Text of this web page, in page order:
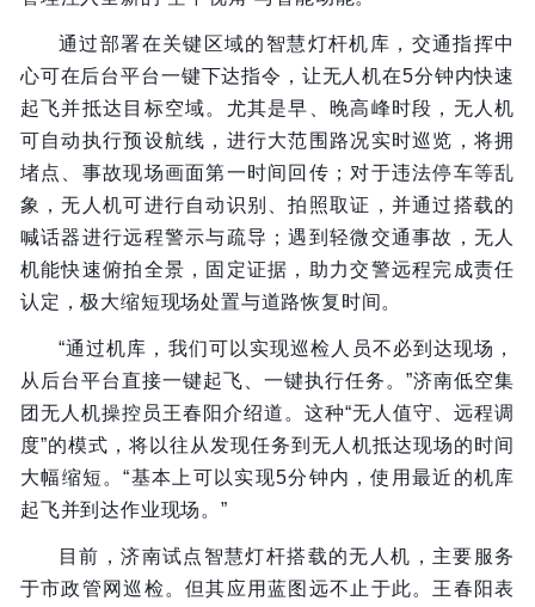
通过部署在关键区域的智慧灯杆机库，交通指挥中
心可在后台平台一键下达指令，让无人机在5分钟内快速
起飞并抵达目标空域。尤其是早、晚高峰时段，无人机
可自动执行预设航线，进行大范围路况实时巡览，将拥
堵点、事故现场画面第一时间回传；对于违法停车等乱
象，无人机可进行自动识别、拍照取证，并通过搭载的
喊话器进行远程警示与疏导；遇到轻微交通事故，无人
机能快速俯拍全景，固定证据，助力交警远程完成责任
认定，极大缩短现场处置与道路恢复时间。
“通过机库，我们可以实现巡检人员不必到达现场，
从后台平台直接一键起飞、一键执行任务。”济南低空集
团无人机操控员王春阳介绍道。这种“无人值守、远程调
度”的模式，将以往从发现任务到无人机抵达现场的时间
大幅缩短。“基本上可以实现5分钟内，使用最近的机库
起飞并到达作业现场。”
目前，济南试点智慧灯杆搭载的无人机，主要服务
于市政管网巡检。但其应用蓝图远不止于此。王春阳表